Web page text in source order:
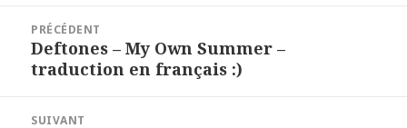
l’article
PRÉCÉDENT
Article
précédent :
Deftones – My Own Summer –
traduction en français :)
SUIVANT